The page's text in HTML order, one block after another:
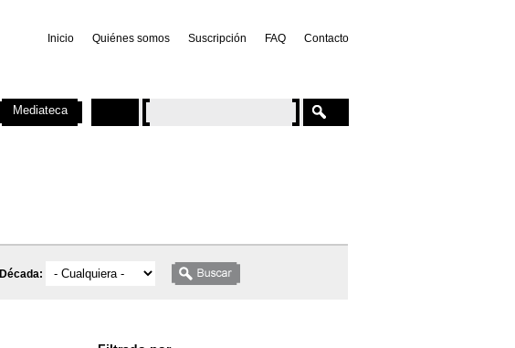
Inicio Quiénes somos Suscripción FAQ Contacto
Década:
Mediateca